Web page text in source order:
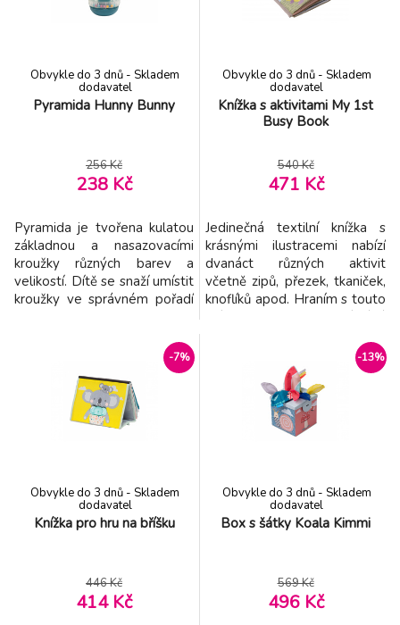
ilustrace ve výrazných
Pyramida Hunny Bunny
Obvykle do 3 dnů - Skladem
dodavatel
256 Kč
238 Kč
Pyramida je tvořena kulatou
základnou a nasazovacími
kroužky různých barev a
velikostí. Dítě se snaží umístit
kroužky ve správném pořadí
hlavička králíčka. Největší
kroužek je průhledný a
naplněný chrasticími korálky,
další tři kroužky mají držadla
různých tvarů usnadňujících
Knížka s aktivitami My 1st
Busy Book
Obvykle do 3 dnů - Skladem
dodavatel
540 Kč
471 Kč
Jedinečná textilní knížka s
krásnými ilustracemi nabízí
dvanáct různých aktivit
včetně zipů, přezek, tkaniček,
knoflíků apod. Hraním s touto
usnadní samostatné oblékání
a obouvání. Knížku využijete i
pro učení dítěte barvám a
prvním číslům. Knížka s
aktivitami pomáhá vašemu
-7%
Knížka pro hru na bříšku
Obvykle do 3 dnů - Skladem
dodavatel
446 Kč
414 Kč
-13%
Box s šátky Koala Kimmi
Obvykle do 3 dnů - Skladem
dodavatel
569 Kč
496 Kč